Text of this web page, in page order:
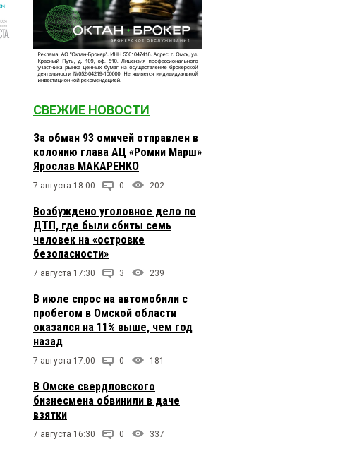
СВЕЖИЕ НОВОСТИ
За обман 93 омичей отправлен в
колонию глава АЦ «Ромни Марш»
Ярослав МАКАРЕНКО
7 августа 18:00 0 202
Возбуждено уголовное дело по
ДТП, где были сбиты семь
человек на «островке
безопасности»
7 августа 17:30 3 239
В июле спрос на автомобили с
пробегом в Омской области
оказался на 11% выше, чем год
назад
7 августа 17:00 0 181
В Омске свердловского
бизнесмена обвинили в даче
взятки
7 августа 16:30 0 337